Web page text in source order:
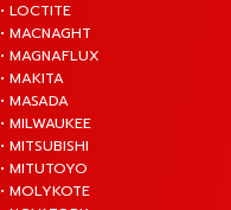
• LOCTITE
• MACNAGHT
• MAGNAFLUX
• MAKITA
• MASADA
• MILWAUKEE
• MITSUBISHI
• MITUTOYO
• MOLYKOTE